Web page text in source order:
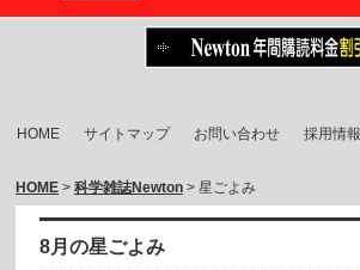
HOME サイトマップ お問い合わせ 採用情報
HOME> 科学雑誌Newton> 星ごよみ
8月の星ごよみ